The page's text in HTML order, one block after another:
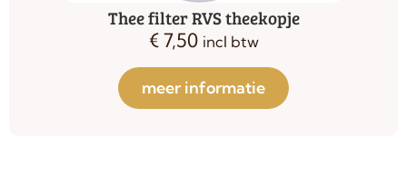
Bredemeijer filter 1301/1302 1510/1515
€11,00 incl btw
meer informatie